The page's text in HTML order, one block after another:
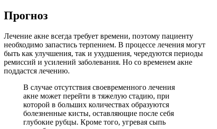
Прогноз
Лечение акне всегда требует времени, поэтому пациенту
необходимо запастись терпением. В процессе лечения могут
быть как улучшения, так и ухудшения, чередуются периоды
ремиссий и усилений заболевания. Но со временем акне
поддастся лечению.
В случае отсутствия своевременного лечения
акне может перейти в тяжелую стадию, при
которой в больших количествах образуются
болезненные кисты, оставляющие после себя
глубокие рубцы. Кроме того, угревая сыпь